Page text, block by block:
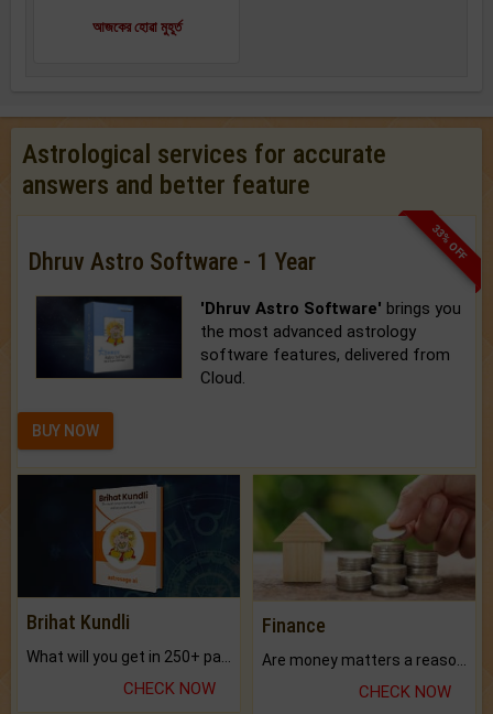
আজকের হোৱা মুহূর্ত
Astrological services for accurate
answers and better feature
33% OFF
Dhruv Astro Software - 1 Year
'Dhruv Astro Software' brings you
the most advanced astrology
software features, delivered from
Cloud.
BUY NOW
Brihat Kundli
CHECK NOW
Finance
CHECK NOW